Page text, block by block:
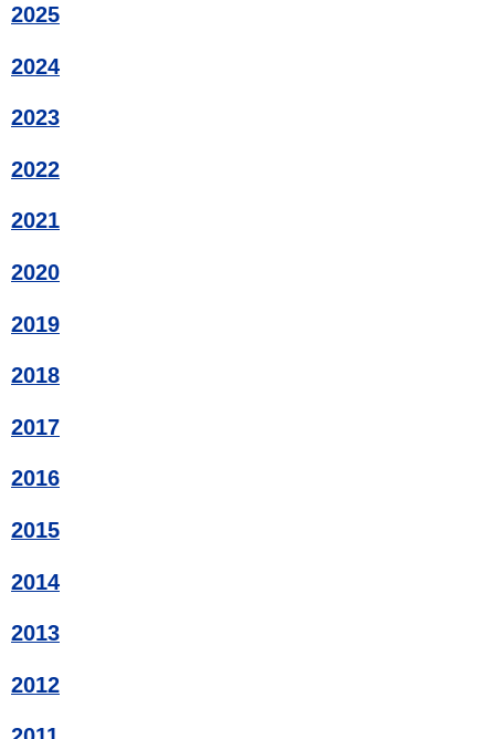
2025
2024
2023
2022
2021
2020
2019
2018
2017
2016
2015
2014
2013
2012